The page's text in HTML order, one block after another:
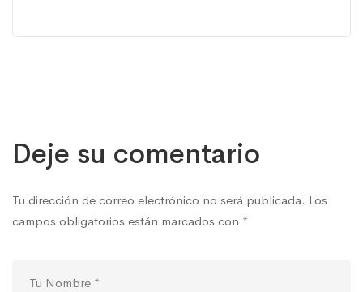
Deje su comentario
Tu dirección de correo electrónico no será publicada. Los
campos obligatorios están marcados con *